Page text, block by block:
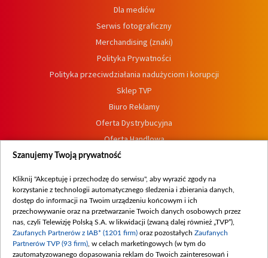
Dla mediów
Serwis fotograficzny
Merchandising (znaki)
Polityka Prywatności
Polityka przeciwdziałania nadużyciom i korupcji
Sklep TVP
Biuro Reklamy
Oferta Dystrybucyjna
Oferta Handlowa
Dostępność
Procedura zgłoszeń wewnętrznych
Szanujemy Twoją prywatność
Kliknij "Akceptuję i przechodzę do serwisu", aby wyrazić zgody na
korzystanie z technologii automatycznego śledzenia i zbierania danych,
dostęp do informacji na Twoim urządzeniu końcowym i ich
przechowywanie oraz na przetwarzanie Twoich danych osobowych przez
nas, czyli Telewizję Polską S.A. w likwidacji (zwaną dalej również „TVP”),
Zaufanych Partnerów z IAB* (1201 firm) oraz pozostałych Zaufanych
Partnerów TVP (93 firm) , w celach marketingowych (w tym do
zautomatyzowanego dopasowania reklam do Twoich zainteresowań i